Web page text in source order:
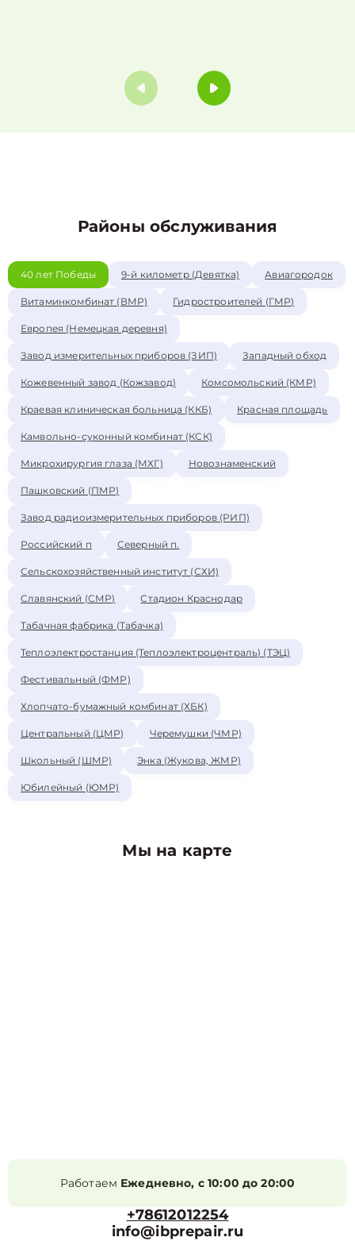
Районы обслуживания
40 лет Победы 9-й километр (Девятка) Авиагородок
Витаминкомбинат (ВМР) Гидростроителей (ГМР)
Европея (Немецкая деревня)
Завод измерительных приборов (ЗИП) Западный обход
Кожевенный завод (Кожзавод) Комсомольский (КМР)
Краевая клиническая больница (ККБ) Красная площадь
Камвольно-суконный комбинат (КСК)
Микрохирургия глаза (МХГ) Новознаменский
Пашковский (ПМР)
Завод радиоизмерительных приборов (РИП)
Российский п Северный п.
Сельскохозяйственный институт (СХИ)
Славянский (СМР) Стадион Краснодар
Табачная фабрика (Табачка)
Теплоэлектростанция (Теплоэлектроцентраль) (ТЭЦ)
Фестивальный (ФМР)
Хлопчато-бумажный комбинат (ХБК)
Центральный (ЦМР) Черемушки (ЧМР)
Школьный (ШМР) Энка (Жукова, ЖМР)
Юбилейный (ЮМР)
Мы на карте
Работаем Ежедневно, с 10:00 до 20:00
+78612012254
info@ibprepair.ru